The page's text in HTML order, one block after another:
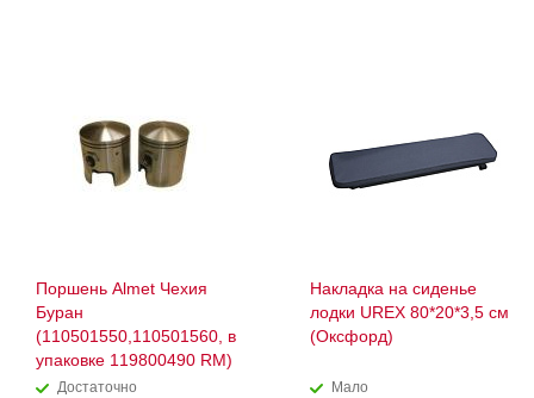
Поршень Almet Чехия
Буран
(110501550,110501560, в
упаковке 119800490 RM)
Достаточно
Накладка на сиденье
лодки UREX 80*20*3,5 см
(Оксфорд)
Мало